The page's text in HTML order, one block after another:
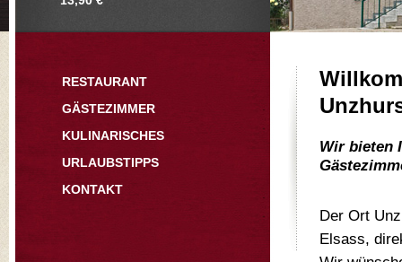
RESTAURANT
GÄSTEZIMMER
KULINARISCHES
URLAUBSTIPPS
KONTAKT
Wir bieten
Der Ort
Elsass,